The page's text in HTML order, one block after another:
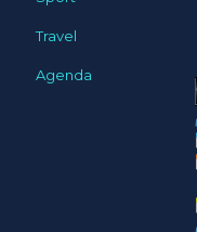
Travel
Agenda